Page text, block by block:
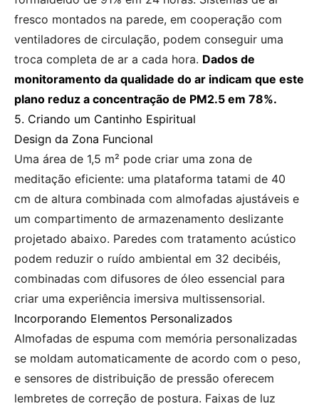
fresco montados na parede, em cooperação com
ventiladores de circulação, podem conseguir uma
troca completa de ar a cada hora. Dados de
monitoramento da qualidade do ar indicam que este
plano reduz a concentração de PM2.5 em 78%.
5. Criando um Cantinho Espiritual
Design da Zona Funcional
Uma área de 1,5 m² pode criar uma zona de
meditação eficiente: uma plataforma tatami de 40
cm de altura combinada com almofadas ajustáveis e
um compartimento de armazenamento deslizante
projetado abaixo. Paredes com tratamento acústico
podem reduzir o ruído ambiental em 32 decibéis,
combinadas com difusores de óleo essencial para
criar uma experiência imersiva multissensorial.
Incorporando Elementos Personalizados
Almofadas de espuma com memória personalizadas
se moldam automaticamente de acordo com o peso,
e sensores de distribuição de pressão oferecem
lembretes de correção de postura. Faixas de luz